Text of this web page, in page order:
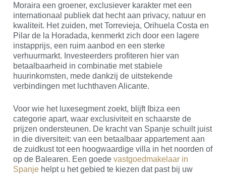
Moraira een groener, exclusiever karakter met een
internationaal publiek dat hecht aan privacy, natuur en
kwaliteit. Het zuiden, met Torrevieja, Orihuela Costa en
Pilar de la Horadada, kenmerkt zich door een lagere
instapprijs, een ruim aanbod en een sterke
verhuurmarkt. Investeerders profiteren hier van
betaalbaarheid in combinatie met stabiele
huurinkomsten, mede dankzij de uitstekende
verbindingen met luchthaven Alicante.
Voor wie het luxesegment zoekt, blijft Ibiza een
categorie apart, waar exclusiviteit en schaarste de
prijzen ondersteunen. De kracht van Spanje schuilt juist
in die diversiteit: van een betaalbaar appartement aan
de zuidkust tot een hoogwaardige villa in het noorden of
op de Balearen. Een goedevastgoedmakelaar in
Spanje helpt u het gebied te kiezen dat past bij uw